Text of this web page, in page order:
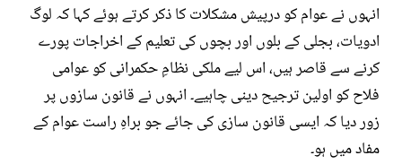
انہوں نے عوام کو درپیش مشکلات کا ذکر کرتے ہوئے کہا کہ لوگ
ادویات، بجلی کے بلوں اور بچوں کی تعلیم کے اخراجات پورے
کرنے سے قاصر ہیں، اس لیے ملکی نظامِ حکمرانی کو عوامی
فلاح کو اولین ترجیح دینی چاہیے۔ انہوں نے قانون سازوں پر
زور دیا کہ ایسی قانون سازی کی جائے جو براہِ راست عوام کے
مفاد میں ہو۔